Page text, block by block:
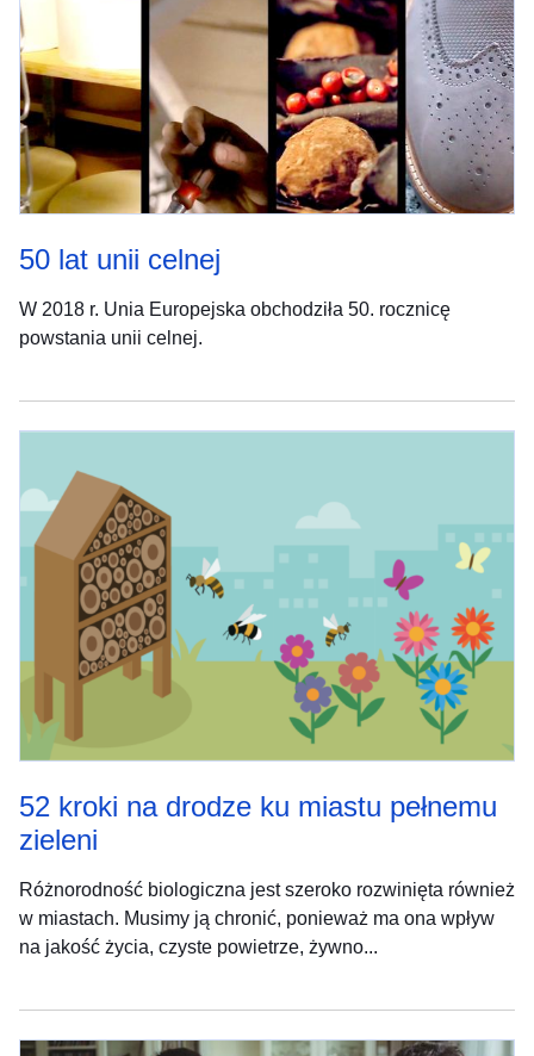
50 lat unii celnej
W 2018 r. Unia Europejska obchodziła 50. rocznicę
powstania unii celnej.
52 kroki na drodze ku miastu pełnemu
zieleni
Różnorodność biologiczna jest szeroko rozwinięta również
w miastach. Musimy ją chronić, ponieważ ma ona wpływ
na jakość życia, czyste powietrze, żywno...